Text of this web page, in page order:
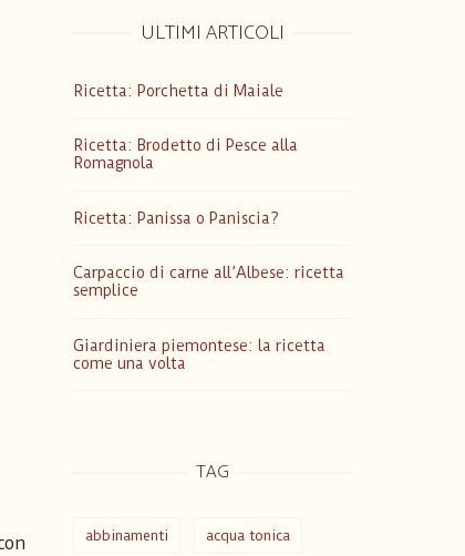
ULTIMI ARTICOLI
Ricetta: Porchetta di Maiale
Ricetta: Brodetto di Pesce alla
Romagnola
Ricetta: Panissa o Paniscia?
Carpaccio di carne all’Albese: ricetta
semplice
Giardiniera piemontese: la ricetta
come una volta
TAG
abbinamenti acqua tonica